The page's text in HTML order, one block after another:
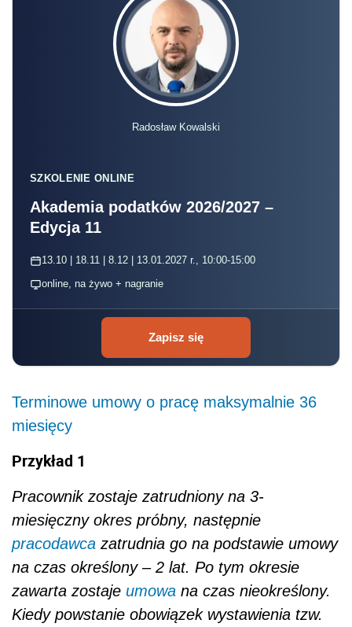
Radosław Kowalski
SZKOLENIE ONLINE
Akademia podatków 2026/2027 –
Edycja 11
13.10 | 18.11 | 8.12 | 13.01.2027 r., 10:00-15:00
online, na żywo + nagranie
Zapisz się
Terminowe umowy o pracę maksymalnie 36
miesięcy
Przykład 1
Pracownik zostaje zatrudniony na 3-
miesięczny okres próbny, następnie
pracodawca zatrudnia go na podstawie umowy
na czas określony – 2 lat. Po tym okresie
zawarta zostaje umowa na czas nieokreślony.
Kiedy powstanie obowiązek wystawienia tzw.